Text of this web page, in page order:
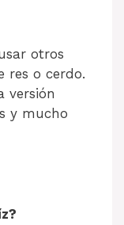
otros
res o cerdo.
versión
y mucho